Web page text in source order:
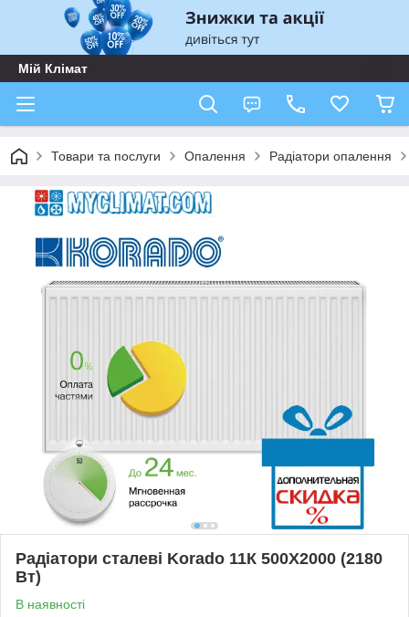
Мій Клімат
Товари та послуги Опалення Радіатори опалення
Радіатори сталеві Korado 11К 500Х2000 (2180
Bт)
В наявності